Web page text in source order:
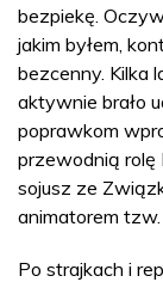
bezpiekę.
jakim byłem,
bezcenny. Kilka
aktywnie brało
poprawkom
przewodnią rolę
sojusz ze
animatorem
Po strajkach i